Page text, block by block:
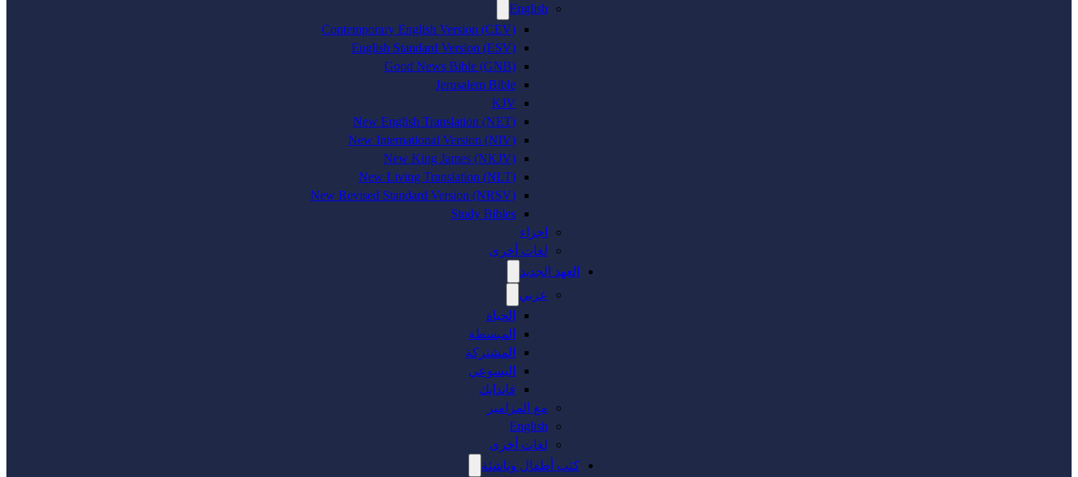
English
Contemporary English Version (CEV)
English Standard Version (ESV)
Good News Bible (GNB)
Jerusalem Bible
KJV
New English Translation (NET)
New International Version (NIV)
New King James (NKJV)
New Living Translation (NLT)
New Revised Standard Version (NRSV)
Study Bibles
اجزاء
لغات أخرى
العهد الجديد
عربي
الحياة
المبسطة
المشتركة
اليسوعي
فاندايك
مع المزامير
English
لغات أخرى
كتب أطفال وناشئة